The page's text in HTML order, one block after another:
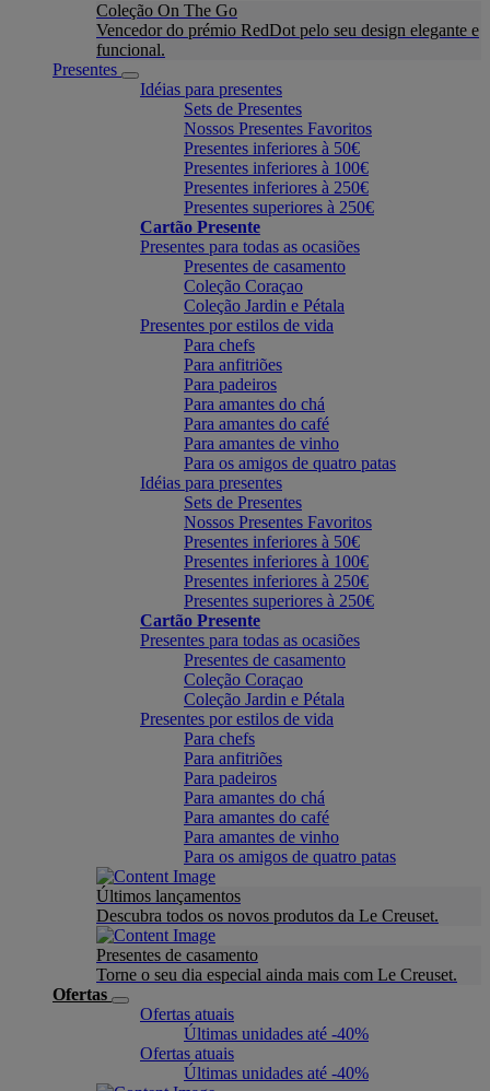
Coleção On The Go
Vencedor do prémio RedDot pelo seu design elegante e
funcional.
Presentes
Idéias para presentes
Sets de Presentes
Nossos Presentes Favoritos
Presentes inferiores à 50€
Presentes inferiores à 100€
Presentes inferiores à 250€
Presentes superiores à 250€
Cartão Presente
Presentes para todas as ocasiões
Presentes de casamento
Coleção Coraçao
Coleção Jardin e Pétala
Presentes por estilos de vida
Para chefs
Para anfitriões
Para padeiros
Para amantes do chá
Para amantes do café
Para amantes de vinho
Para os amigos de quatro patas
Idéias para presentes
Sets de Presentes
Nossos Presentes Favoritos
Presentes inferiores à 50€
Presentes inferiores à 100€
Presentes inferiores à 250€
Presentes superiores à 250€
Cartão Presente
Presentes para todas as ocasiões
Presentes de casamento
Coleção Coraçao
Coleção Jardin e Pétala
Presentes por estilos de vida
Para chefs
Para anfitriões
Para padeiros
Para amantes do chá
Para amantes do café
Para amantes de vinho
Para os amigos de quatro patas
Últimos lançamentos
Descubra todos os novos produtos da Le Creuset.
Presentes de casamento
Torne o seu dia especial ainda mais com Le Creuset.
Ofertas
Ofertas atuais
Últimas unidades até -40%
Ofertas atuais
Últimas unidades até -40%